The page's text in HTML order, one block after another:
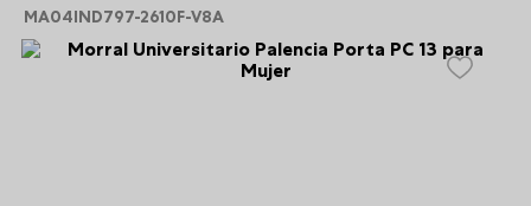
MA04IND797-2610F-V8A
4
lonchera